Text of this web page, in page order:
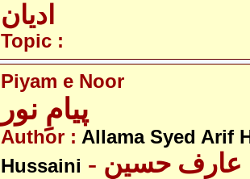
ادیان
Topic :
Piyam e Noor
پیامِ نور
Author : Allama Syed Arif
Hussaini - علامہ سید عارف حسین